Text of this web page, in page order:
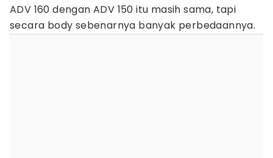
ADV 160 dengan ADV 150 itu masih sama, tapi
secara body sebenarnya banyak perbedaannya.